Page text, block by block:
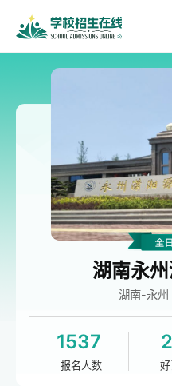
湖南永
湖南-永州
1537
报名人数